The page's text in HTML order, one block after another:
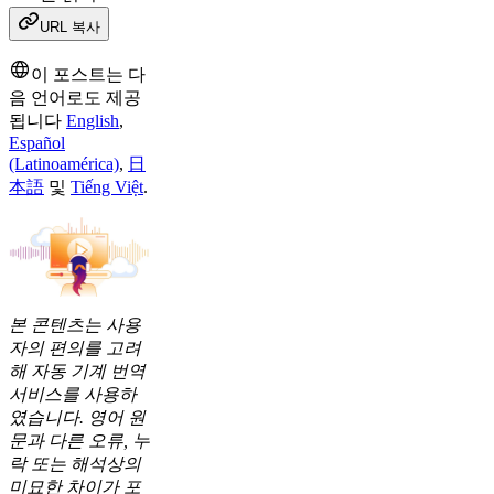
URL 복사
이 포스트는 다
음 언어로도 제공
됩니다 English,
Español
(Latinoamérica), 日
本語 및 Tiếng Việt.
본 콘텐츠는 사용
자의 편의를 고려
해 자동 기계 번역
서비스를 사용하
였습니다. 영어 원
문과 다른 오류, 누
락 또는 해석상의
미묘한 차이가 포